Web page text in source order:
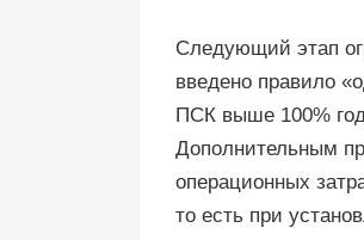
Следующий этап
введено правило
ПСК выше 100%
Дополнительным
операционных
то есть при